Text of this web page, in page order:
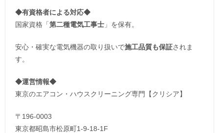
◆有資格者による対応◆
国家資格「第二種電気工事士 」を保有。
安心・確実な電気機器の取り扱いで施工品質も保証されま
す。
◆運営情報◆
東京のエアコン・ハウスクリーニング専門【クリシア】
〒196-0003
東京都昭島市松原町1-9‐18‐1F